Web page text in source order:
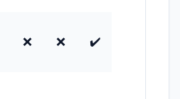
❌ ❌ ✔️